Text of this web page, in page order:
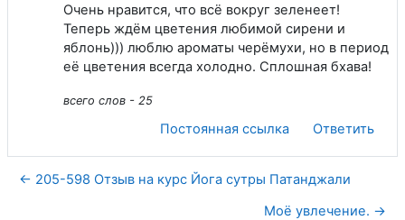
Очень нравится, что всё вокруг зеленеет!
Теперь ждём цветения любимой сирени и
яблонь))) люблю ароматы черёмухи, но в период
её цветения всегда холодно. Сплошная бхава!
всего слов - 25
Постоянная ссылка Ответить
← 205-598 Отзыв на курс Йога сутры Патанджали
Моё увлечение. →